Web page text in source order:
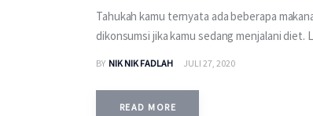
Tahukah kamu ternyata ada beberapa
dikonsumsi jika kamu sedang menjalani diet.
BY NIK NIK FADLAH JULI 27, 2020
READ MORE